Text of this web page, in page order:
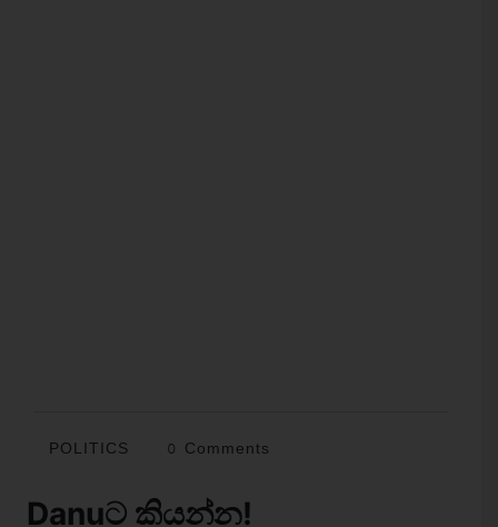
POLITICS 0 Comments